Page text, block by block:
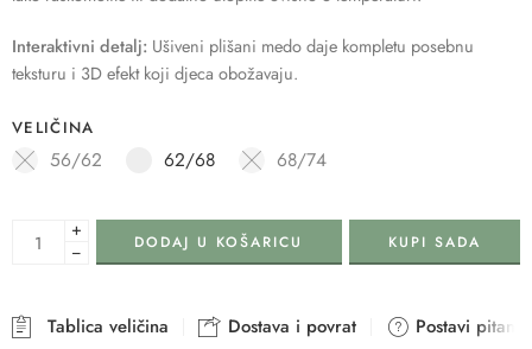
Interaktivni detalj: Ušiveni plišani medo daje kompletu posebnu
teksturu i 3D efekt koji djeca obožavaju.
VELIČINA
56/62 62/68 68/74
+
−
DODAJ U KOŠARICU KUPI SADA
Tablica veličina Dostava i povrat
Postavi pitanje